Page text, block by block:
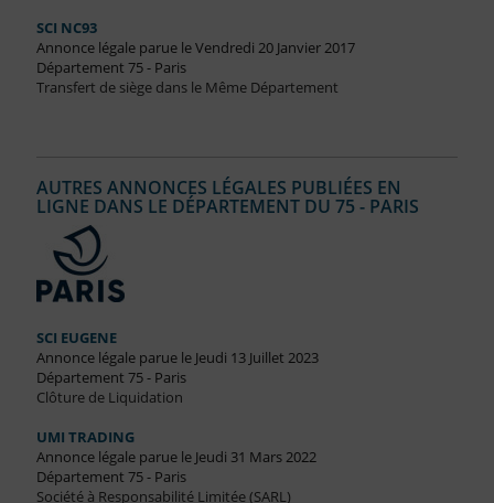
SCI NC93
Annonce légale parue le Vendredi 20 Janvier 2017
Département 75 - Paris
Transfert de siège dans le Même Département
AUTRES ANNONCES LÉGALES PUBLIÉES EN
LIGNE DANS LE DÉPARTEMENT DU 75 - PARIS
SCI EUGENE
Annonce légale parue le Jeudi 13 Juillet 2023
Département 75 - Paris
Clôture de Liquidation
UMI TRADING
Annonce légale parue le Jeudi 31 Mars 2022
Département 75 - Paris
Société à Responsabilité Limitée (SARL)